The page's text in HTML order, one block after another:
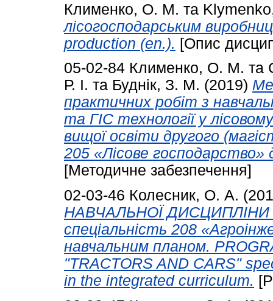
Клименко, О. М. та
лісогосподарським
production (en.). [Опис
05-02-84 Клименко, О. М. та
Р. І. та Буднік, З. М. (2019)
практичних робіт з
та ГІС технології у
вищої освіти другого
205 «Лісове господарство»
[Методичне забезпечення]
02-03-46 Колесник, О. А.
НАВЧАЛЬНОЇ ДИСЦИПЛІНИ
cпеціальність 208
навчальним планом.
"TRACTORS AND CARS"
in the integrated curriculum.